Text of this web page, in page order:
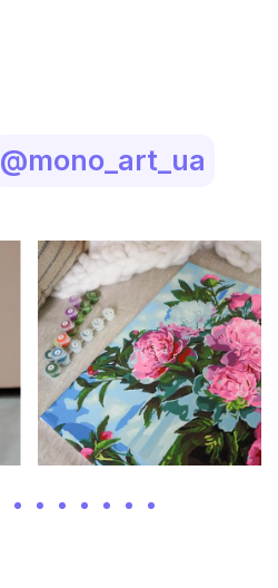
@mono_art_ua